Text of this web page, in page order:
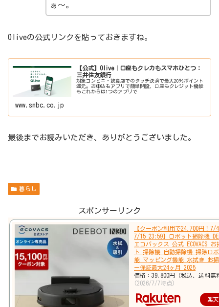
ぁ～。
Oliveの公式リンクを貼っておきますね。
【公式】Olive｜口座もクレカもスマホひとつ：
三井住友銀行
対象コンビニ・飲食店でのタッチ決済で最大20％ポイント
還元。お申込もアプリで簡単開設、口座もクレジット機能
もこれからは1つのアプリで
www.smbc.co.jp
最後までお読みいただき、ありがとうございました。
暮らし
スポンサーリンク
【クーポン利用で24,700円！7/
7/15 23:59】ロボット掃除機
エコバックス 公式 ECOVACS
ト 掃除機 自動掃除機 掃除ロ
能 マッピング機能 水拭き お
ー保証最大24ヶ月 2025
価格：39,800円（税込、送料無
(2026/7/7時点)
楽